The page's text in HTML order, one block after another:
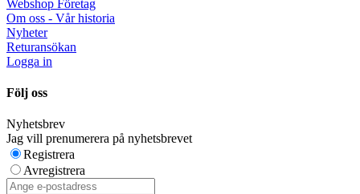
Webshop Företag
Om oss - Vår historia
Nyheter
Returansökan
Logga in
Följ oss
Nyhetsbrev
Jag vill prenumerera på nyhetsbrevet
Registrera
Avregistrera